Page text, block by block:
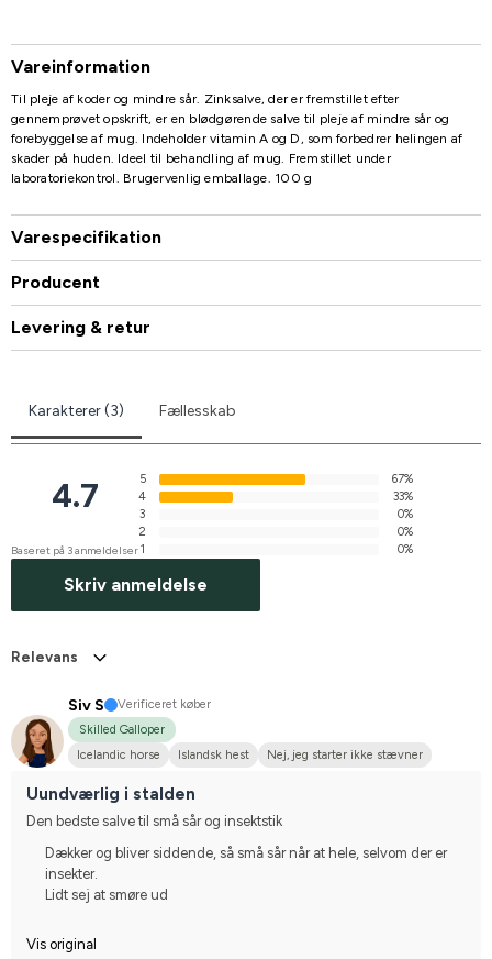
Vareinformation
Til pleje af koder og mindre sår. Zinksalve, der er fremstillet efter
gennemprøvet opskrift, er en blødgørende salve til pleje af mindre sår og
forebyggelse af mug. Indeholder vitamin A og D, som forbedrer helingen af ​​
skader på huden. Ideel til behandling af mug. Fremstillet under
laboratoriekontrol. Brugervenlig emballage. 100 g
Varespecifikation
Producent
Levering & retur
Karakterer (3) Fællesskab
4.7
Baseret på 3 anmeldelser
5
67%
4
33%
3
0%
2
0%
1
0%
Skriv anmeldelse
Relevans
Siv S
Verificeret køber
Skilled Galloper
Icelandic horse
Islandsk hest Nej, jeg starter ikke stævner
Uundværlig i stalden
Den bedste salve til små sår og insektstik
Dækker og bliver siddende, så små sår når at hele, selvom der er
insekter.
Lidt sej at smøre ud
Vis original